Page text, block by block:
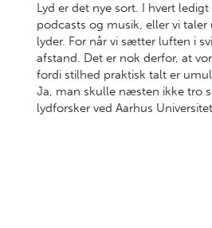
Lyd er det nye sort. I hvert
podcasts og musik, eller vi
lyder. For når vi sætter luften i
afstand. Det er nok derfor, at
fordi stilhed praktisk talt er
Ja, man skulle næsten ikke tro
lydforsker ved Aarhus